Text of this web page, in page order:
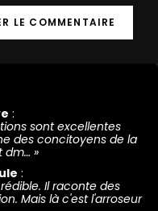
:
sont excellentes
des concitoyens de la
dm… »
:
Il raconte des
Mais là c'est l'arroseur